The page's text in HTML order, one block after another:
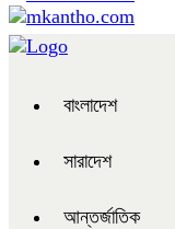
বাংলাদেশ
সারাদেশ
আন্তর্জাতিক